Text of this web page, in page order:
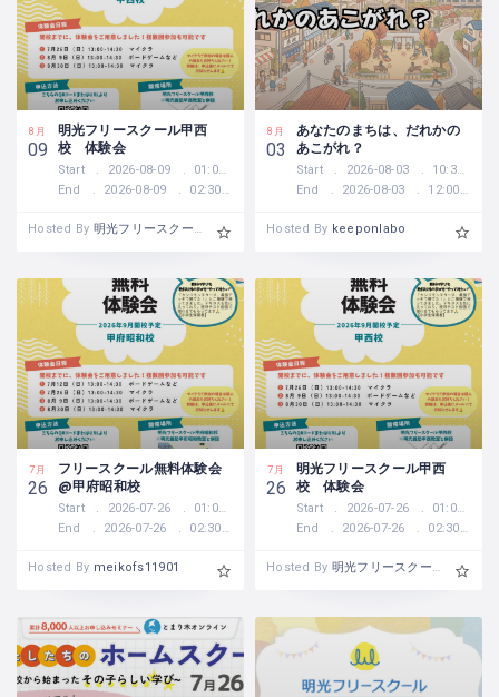
8月
09
明光フリースクール甲西
校 体験会
Start 2026-08-09
01:00 PM
End
2026-08-09 02:30 PM
Hosted By 明光フリースクール甲西校
8月
03
あなたのまちは、だれかの
あこがれ？
Start 2026-08-03
10:30 AM
End
2026-08-03 12:00 PM
Hosted By keeponlabo
7月
26
フリースクール無料体験会
@甲府昭和校
Start 2026-07-26
01:00 PM
End
2026-07-26 02:30 PM
Hosted By meikofs11901
7月
26
明光フリースクール甲西
校 体験会
Start 2026-07-26
01:00 PM
End
2026-07-26 02:30 PM
Hosted By 明光フリースクール甲西校